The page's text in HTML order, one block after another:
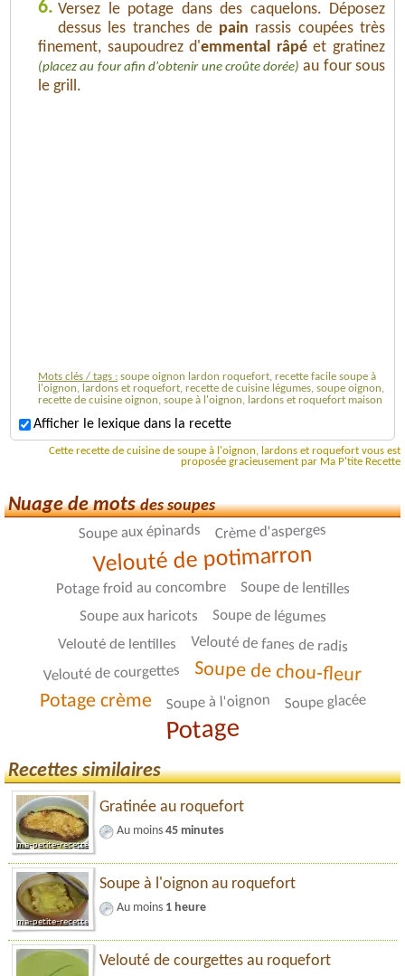
6. Versez le potage dans des caquelons. Déposez
dessus les tranches de pain rassis coupées très
finement, saupoudrez d'emmental râpéet gratinez
(placez au four afin d'obtenir une croûte dorée) au four sous
le grill.
Mots clés / tags : soupe oignon lardon roquefort, recette facile soupe à
l'oignon, lardons et roquefort, recette de cuisine légumes, soupe oignon,
recette de cuisine oignon, soupe à l'oignon, lardons et roquefort maison
Afficher le lexique dans la recette
Cette recette de cuisine de soupe à l'oignon, lardons et roquefort vous est
proposée gracieusement par Ma P'tite Recette
Nuage de motsdes soupes
Soupe aux épinards Crème d'asperges
Velouté de potimarron
Potage froid au concombre Soupe de lentilles
Soupe aux haricots Soupe de légumes
Velouté de lentilles Velouté de fanes de radis
Velouté de courgettes Soupe de chou-fleur
Potage crème Soupe à l'oignon Soupe glacée
Potage
Recettes similaires
Gratinée au roquefort
Au moins 45 minutes
Soupe à l'oignon au roquefort
Au moins 1 heure
Velouté de courgettes au roquefort